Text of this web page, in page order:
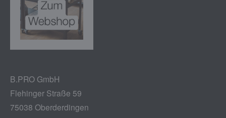
B.PRO GmbH
Flehinger Straße 59
75038 Oberderdingen